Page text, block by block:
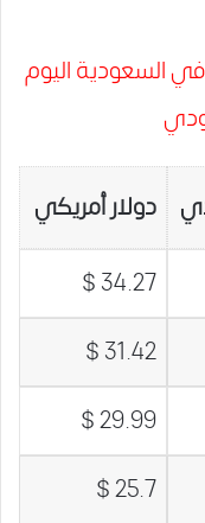
أسعار الذهب السبت 19-12-2015 في السعودية اليوم
دولار أمريكي
34.27 $
31.42 $
29.99 $
25.7 $